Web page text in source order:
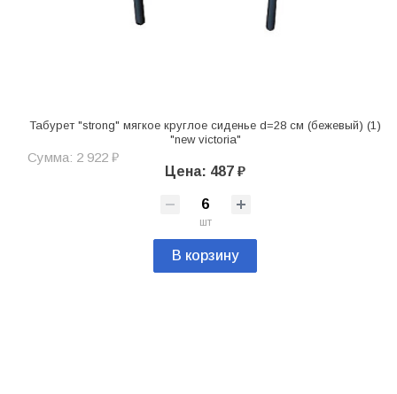
Табурет "strong" мягкое круглое сиденье d=28 см (бежевый) (1)
"new victoria"
Сумма: 2 922 ₽
Цена: 487 ₽
шт
В корзину